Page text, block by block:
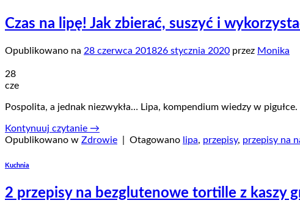
Czas na lipę! Jak zbierać, suszyć i
Opublikowano na 28 czerwca 201826 stycznia 2020 przez Monika
28
cze
Pospolita, a jednak niezwykła… Lipa, kompendium wiedzy w pigułce.
Kontynuuj czytanie →
Opublikowano w Zdrowie Otagowano lipa, przepisy, przepisy na
Kuchnia
2 przepisy na bezglutenowe tortille z kaszy